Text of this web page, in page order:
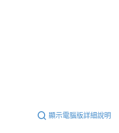
顯示電腦版詳細說明